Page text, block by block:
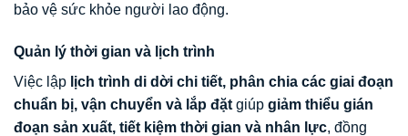
bảo vệ sức khỏe người lao động.
Quản lý thời gian và lịch trình
Việc lập lịch trình di dời chi tiết, phân chia các giai đoạn
chuẩn bị, vận chuyển và lắp đặt giúp giảm thiểu gián
đoạn sản xuất, tiết kiệm thời gian và nhân lực, đồng